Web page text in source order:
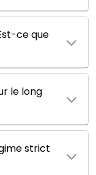
ce que
le long
strict